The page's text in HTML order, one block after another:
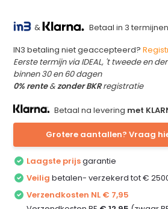
& Betaal in 3
IN3 betaling niet geaccepteerd?
Eerste termijn via IDEAL, 't tweede en
binnen 30 en 60 dagen
0% rente&zonder BKRregistratie
Betaal na levering met
Grotere aantallen? Vraag
Laagste prijsgarantie
Veilig betalen- verzekerd tot €
Verzendkosten NL € 7,95